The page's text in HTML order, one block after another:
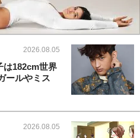
2026.08.05
は182cm世界
ールやミス
2026.08.05